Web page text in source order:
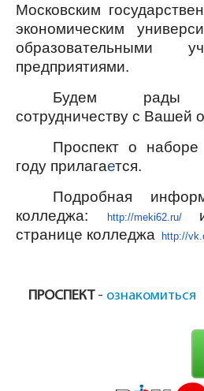
Московским
экономическим
образовательными
предприятиями.
Будем рады
сотрудничеству с Вашей
Проспект о
году прилагается.
Подробная
колледжа:
http://meki62.ru/
странице колледжа
http://
ПРОСПЕКТ - ознакомиться